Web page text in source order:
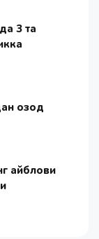
3 та
озод
айблови